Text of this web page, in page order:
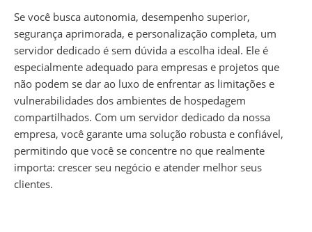
Se você busca autonomia, desempenho superior,
segurança aprimorada, e personalização completa, um
servidor dedicado é sem dúvida a escolha ideal. Ele é
especialmente adequado para empresas e projetos que
não podem se dar ao luxo de enfrentar as limitações e
vulnerabilidades dos ambientes de hospedagem
compartilhados. Com um servidor dedicado da nossa
empresa, você garante uma solução robusta e confiável,
permitindo que você se concentre no que realmente
importa: crescer seu negócio e atender melhor seus
clientes.